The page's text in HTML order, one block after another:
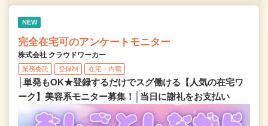
NEW
完全在宅可のアンケートモニター
株式会社 クラウドワーカー
業務委託 登録制 在宅・内職
│単発もOK★登録するだけでスグ働ける【人気の在宅ワ
ーク】美容系モニター募集！│当日に謝礼をお支払い